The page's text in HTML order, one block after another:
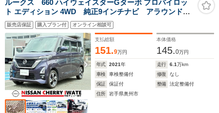
ルークス 660 ハイウェイスターGターボ プロパイロッ
ト エディション 4WD 純正9インチナビ アラウンドビ
ューモニター プロパイロット 両側電動スライドド
ア ETC ドライブレコーダー 1年間走行距離無制限保
証
販売店保証 購入プラン付 オンライン相談可
支払総額
151.9万円
本体価格
145.0万円
年式 2021年 走行 6.1万km
車検
車検整備付 修復
なし
保証
保証付 整備
法定整備付
住所
岩手県奥州市